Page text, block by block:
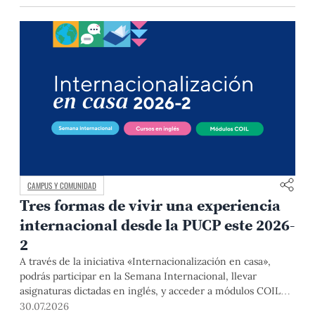
CAMPUS Y COMUNIDAD
Tres formas de vivir una experiencia
internacional desde la PUCP este 2026-
2
A través de la iniciativa «Internacionalización en casa»,
podrás participar en la Semana Internacional, llevar
asignaturas dictadas en inglés, y acceder a módulos COIL
junto con estudiantes y docentes de universidades
30.07.2026